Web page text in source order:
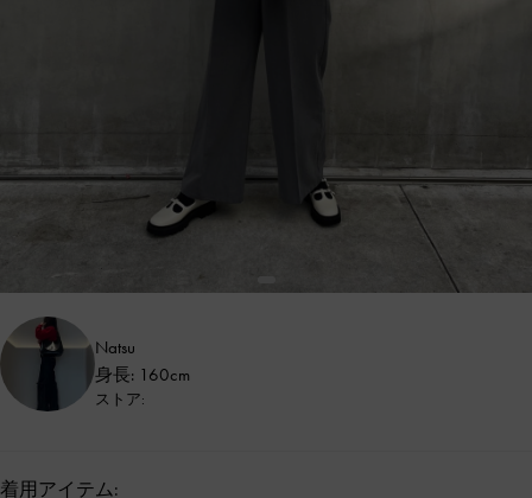
Natsu
身長: 160cm
ストア:
着用アイテム: